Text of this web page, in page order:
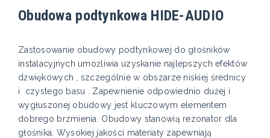
Obudowa podtynkowa HIDE-AUDIO
Zastosowanie obudowy podtynkowej do głośników
instalacyjnych umożliwia uzyskanie najlepszych efektów
dźwiękowych , szczególnie w obszarze niskiej średnicy
i czystego basu . Zapewnienie odpowiednio dużej i
wygłuszonej obudowy jest kluczowym elementem
dobrego brzmienia. Obudowy stanowią rezonator dla
głośnika. Wysokiej jakości materiały zapewniają